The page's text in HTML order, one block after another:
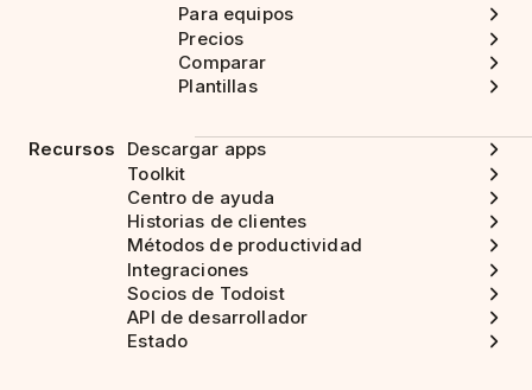
Para equipos
Precios
Comparar
Plantillas
Recursos
Descargar apps
Toolkit
Centro de ayuda
Historias de clientes
Métodos de productividad
Integraciones
Socios de Todoist
API de desarrollador
Estado